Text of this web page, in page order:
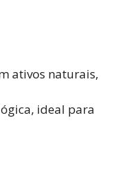
ativos naturais,
ideal para